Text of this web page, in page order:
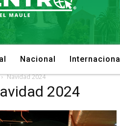
Nacional Internacional
Navidad 2024
2024